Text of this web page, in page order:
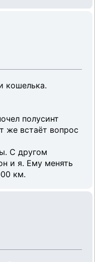
кошелька.
полусинт
же встаёт вопрос
С другом
и я. Ему менять
км.